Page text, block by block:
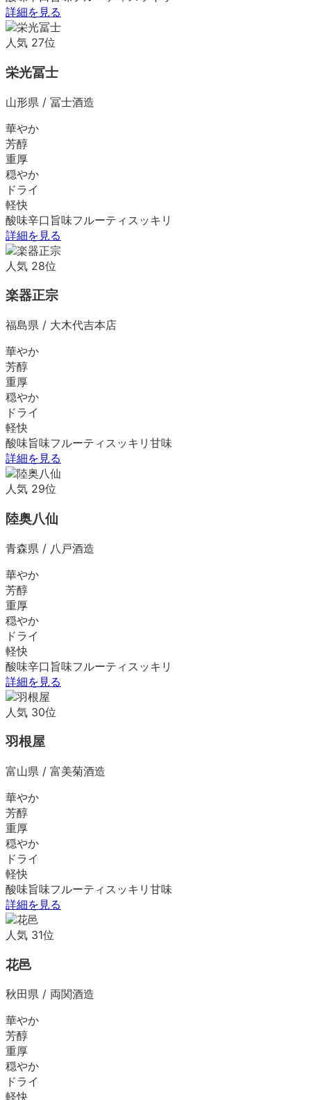
詳細を見る
人気 27位
栄光冨士
山形県 / 冨士酒造
華やか
芳醇
重厚
穏やか
ドライ
軽快
酸味辛口 旨味フルーティ スッキリ
詳細を見る
人気 28位
楽器正宗
福島県 / 大木代吉本店
華やか
芳醇
重厚
穏やか
ドライ
軽快
酸味旨味フルーティ スッキリ 甘味
詳細を見る
人気 29位
陸奥八仙
青森県 / 八戸酒造
華やか
芳醇
重厚
穏やか
ドライ
軽快
酸味辛口 旨味フルーティ スッキリ
詳細を見る
人気 30位
羽根屋
富山県 / 富美菊酒造
華やか
芳醇
重厚
穏やか
ドライ
軽快
酸味旨味フルーティ スッキリ 甘味
詳細を見る
人気 31位
花邑
秋田県 / 両関酒造
華やか
芳醇
重厚
穏やか
ドライ
軽快